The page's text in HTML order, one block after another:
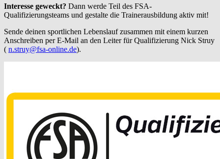
Interesse geweckt? Dann werde Teil des FSA-
Qualifizierungsteams und gestalte die Trainerausbildung aktiv mit!
Sende deinen sportlichen Lebenslauf zusammen mit einem kurzen
Anschreiben per E-Mail an den Leiter für Qualifizierung Nick Struy
( n.struy@fsa-online.de).